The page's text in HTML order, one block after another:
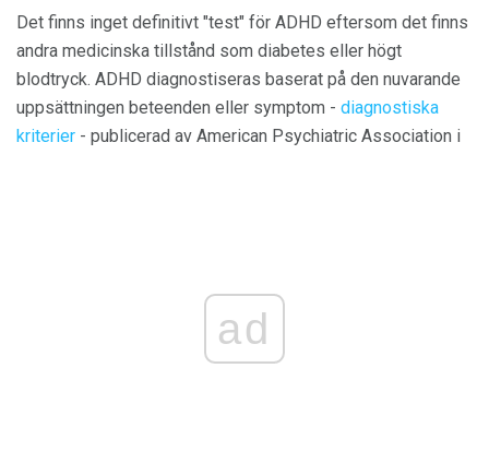
Det finns inget definitivt "test" för ADHD eftersom det finns
andra medicinska tillstånd som diabetes eller högt
blodtryck. ADHD diagnostiseras baserat på den nuvarande
uppsättningen beteenden eller symptom - diagnostiska
kriterier - publicerad av American Psychiatric Association i
ad